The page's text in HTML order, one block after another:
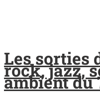
Les sorties
rock, jazz,
ambient du